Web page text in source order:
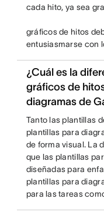
cada hito, ya sea
gráficos de hitos
entusiasmarse con
¿Cuál es la
gráficos de
diagramas de
Tanto las plantillas
plantillas para
de forma visual. La
que las plantillas
diseñadas para
plantillas para
para las tareas